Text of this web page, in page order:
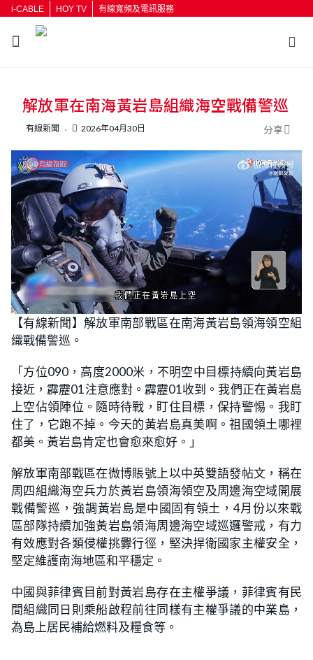
i-CABLE HOY TV 有線寬頻及電訊服務
按輸入鍵開始搜尋
解放軍在南海黃岩島組織海空戰備警巡
有線新聞 2026年04月30日 分享
U
n
m
t
e
L
o
a
d
3
.
7
1
%
【有線新聞】解放軍南部戰區在南海黃岩島領海領空組
織戰備警巡。
「方位090，高度2000米，不明空中目標持續向黃岩島
接近，霹靂01注意應對。霹靂01收到。我們正在黃岩島
上空佔領陣位。隨時待戰，盯住目標，保持警惕。我盯
住了，它跑不掉。今天的黃岩島真美啊。祖國領土哪裡
都美。黃岩島肯定也會愈來愈好。」
解放軍南部戰區在微博賬號上以中英雙語發帖文，稱在
周四組織海空兵力於黃岩島領海領空及周邊海空域開展
戰備警巡，強調黃岩島是中國固有領土，4月份以來戰
區部隊持續加強黃岩島領海周邊海空域巡邏警戒，有力
有效應對各類侵權挑釁行徑，堅決捍衛國家主權安全，
堅定維護南海地區和平穩定。
中國與菲律賓目前對黃岩島存在主權爭議，菲律賓有民
間組織同日則乘船啟程前往同樣有主權爭議的中業島，
為島上居民補給燃料及糧食等。